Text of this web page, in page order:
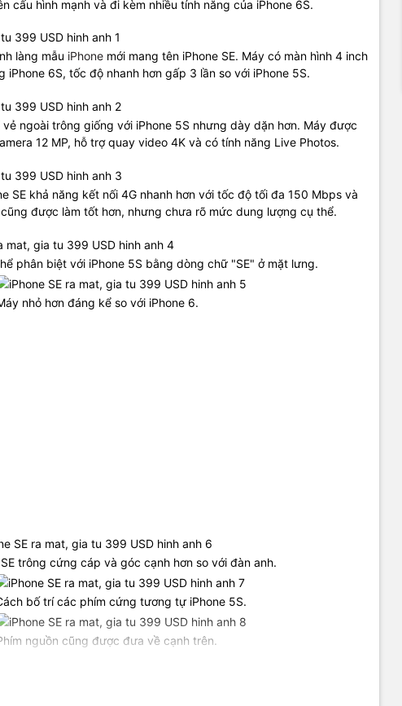
cấu hình mạnh và đi kèm nhiều tính năng của iPhone 6S.
làng mẫu iPhone mới mang tên iPhone SE. Máy có màn hình 4 inch
iPhone 6S, tốc độ nhanh hơn gấp 3 lần so với iPhone 5S.
vẻ ngoài trông giống với iPhone 5S nhưng dày dặn hơn. Máy được
12 MP, hỗ trợ quay video 4K và có tính năng Live Photos.
SE khả năng kết nối 4G nhanh hơn với tốc độ tối đa 150 Mbps và
cũng được làm tốt hơn, nhưng chưa rõ mức dung lượng cụ thể.
phân biệt với iPhone 5S bằng dòng chữ "SE" ở mặt lưng.
nhỏ hơn đáng kể so với iPhone 6.
SE trông cứng cáp và góc cạnh hơn so với đàn anh.
bố trí các phím cứng tương tự iPhone 5S.
nguồn cũng được đưa về cạnh trên.
Cách bố trí các phím cứng tương tự iPhone 5S.
Phím nguồn cũng được đưa về cạnh trên.